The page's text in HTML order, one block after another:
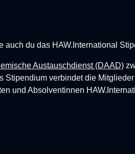
auch du das HAW.International
Austauschdienst (DAAD)
verbindet die
und Absolventinnen